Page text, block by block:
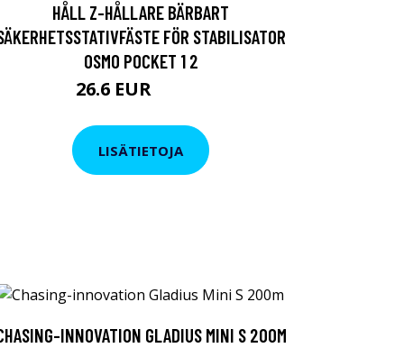
HÅLL Z-HÅLLARE BÄRBART
FÖR STABILISATOR
OSMO POCKET 1 2
26.6 EUR
LISÄTIETOJA
INNOVATION GLADIUS MINI S 200M